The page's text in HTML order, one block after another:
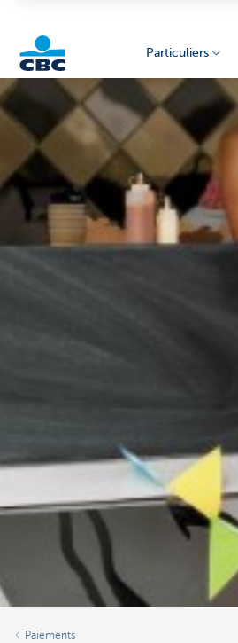
Particuliers
Paiements